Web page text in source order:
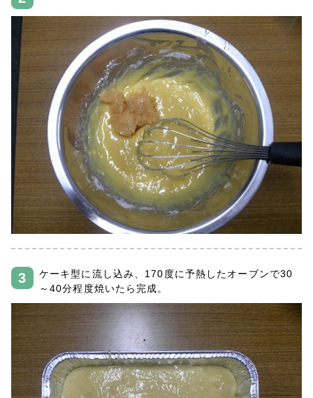
ケーキ型に流し込み、170度に予熱したオーブンで30
～40分程度焼いたら完成。